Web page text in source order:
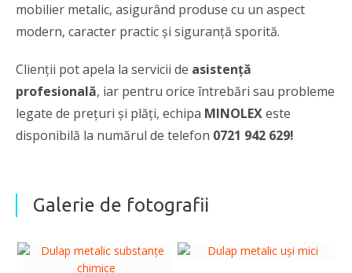
mobilier metalic, asigurând produse cu un aspect
modern, caracter practic și siguranță sporită.
Clienții pot apela la servicii de asistență
profesională, iar pentru orice întrebări sau probleme
legate de prețuri și plăți, echipa MINOLEXeste
disponibilă la numărul de telefon 0721 942 629!
Galerie de fotografii